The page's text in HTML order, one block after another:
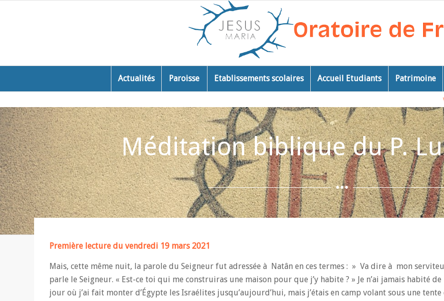
Actualités Paroisse Etablissements scolaires Accueil Etudiants Patrimoine
Méditation biblique du P.
Première lecture du vendredi 19 mars 2021
Mais, cette même nuit, la parole du Seigneur fut adressée à Natân en ces termes : » Va dire à mon
parle le Seigneur. « Est-ce toi qui me construiras une maison pour que j’y habite ? » Je n’ai jamais habité
jour où j’ai fait monter d’Égypte les Israélites jusqu’aujourd’hui, mais j’étais en camp volant sous une